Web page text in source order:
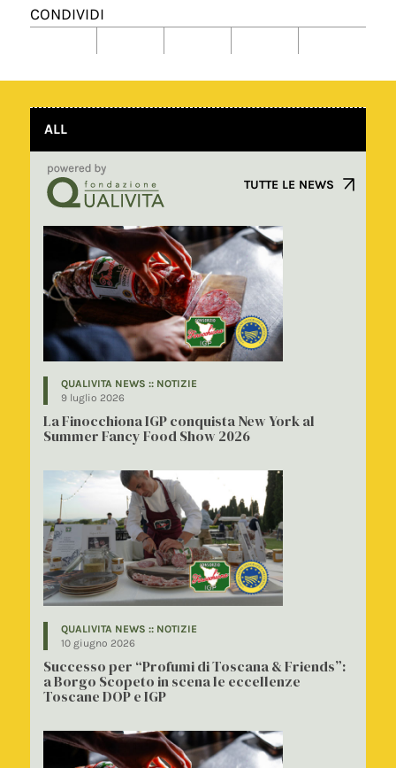
CONDIVIDI
ALL
TUTTE LE NEWS
QUALIVITA NEWS :: NOTIZIE
9 luglio 2026
La Finocchiona IGP conquista New York al
Summer Fancy Food Show 2026
QUALIVITA NEWS :: NOTIZIE
10 giugno 2026
Successo per “Profumi di Toscana & Friends”:
a Borgo Scopeto in scena le eccellenze
Toscane DOP e IGP